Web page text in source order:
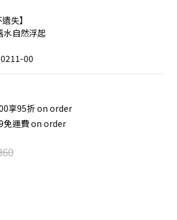
失】
水自然浮起
00
享95折 on order
免運費 on order